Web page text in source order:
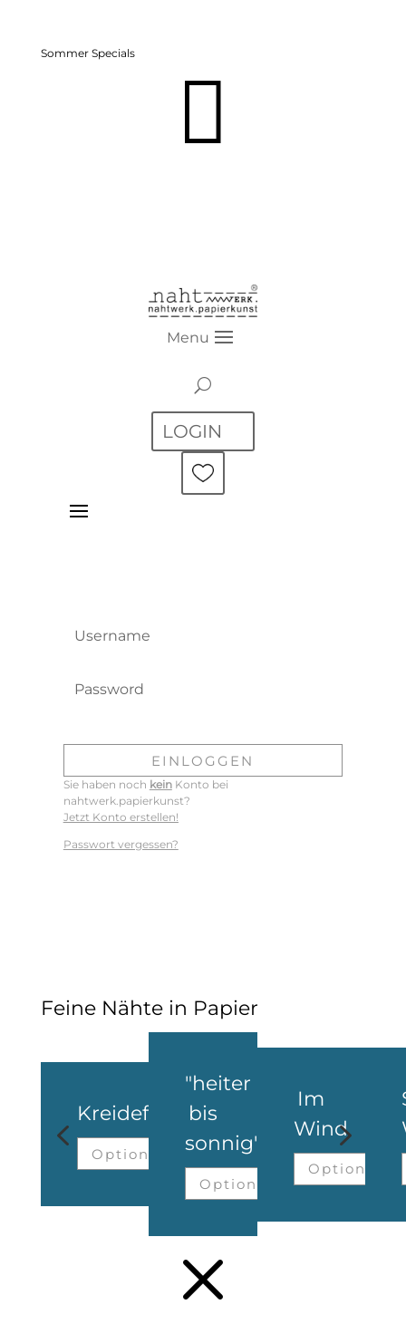
Sommer Specials

Menu
LOGIN
EINLOGGEN
Sie haben noch keinKonto bei
nahtwerk.papierkunst?
Jetzt Konto erstellen!
Passwort vergessen?
Feine Nähte in Papier
Kreidefelsen
Optionen
"heiter
bis
sonnig"
Optionen
Im
Wind
Optionen
4 5
M